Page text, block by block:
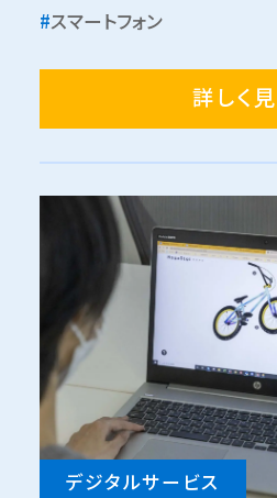
#スマートフォン
詳しく
デジタルサービス